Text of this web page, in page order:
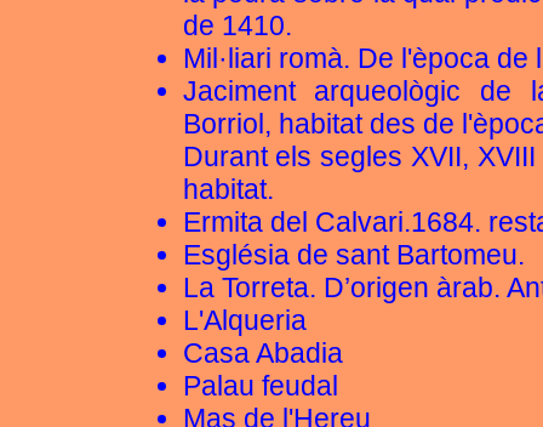
de 1410.
Mil·liari romà. De l'època
Jaciment arqueològic de
Borriol, habitat des de
Durant els segles XVII,
habitat.
Ermita del Calvari.1684.
Església de sant Bartomeu.
La Torreta. D’origen àrab.
L'Alqueria
Casa Abadia
Palau feudal
Mas de l'Hereu